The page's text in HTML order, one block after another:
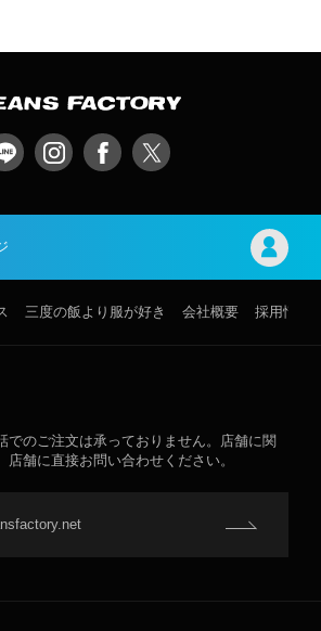
三度の飯より服が好き 会社概要 採用情報
でのご注文は承っておりません。店舗に関
舗に直接お問い合わせください。